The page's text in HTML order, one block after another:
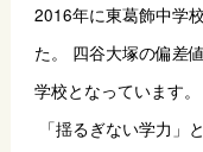
2016年に東葛飾中学
た。 四谷大塚の偏差
学校となっています。
「揺るぎない学力」